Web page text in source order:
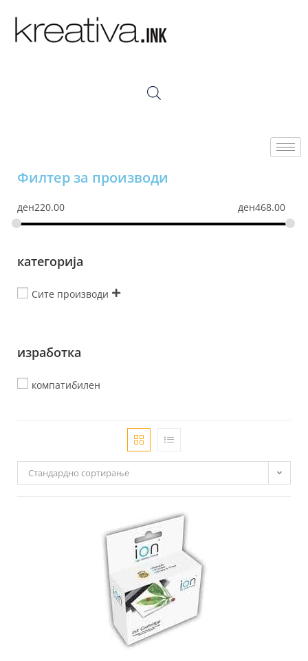
Филтер за производи
ден220.00 ден468.00
категорија
Сите производи
изработка
компатибилен
Стандардно сортирање